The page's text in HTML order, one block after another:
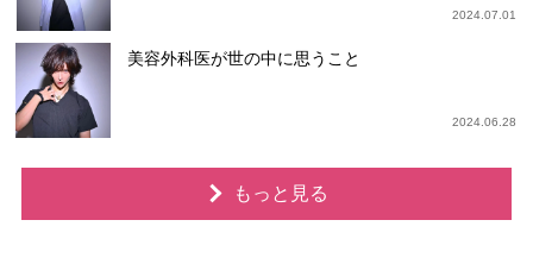
2024.07.01
美容外科医が世の中に思うこと
2024.06.28
もっと見る